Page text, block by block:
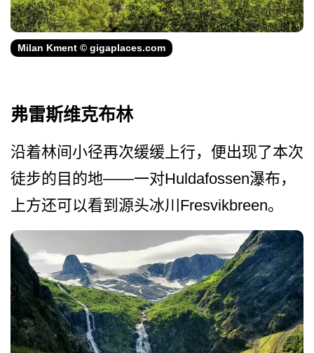
Milan Kment © gigaplaces.com
弗雷斯维克布林
沿着林间小径再次缓缓上行，­便出现了本次
徒步的目的地——一对Huldafossen瀑布，
上方还可以看­到源头冰川Fresvikbre­en。